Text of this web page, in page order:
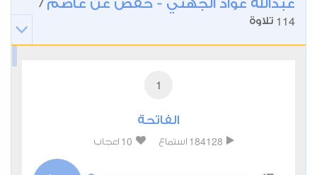
عبدالله عواد الجهني - حفص عن عاصم /
114 تلاوة
1
الفاتحة
184128 استماع 10 اعجاب